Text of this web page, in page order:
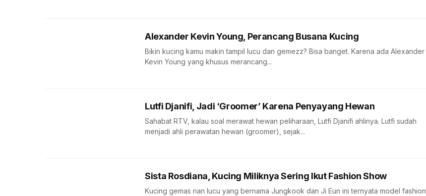
Alexander Kevin Young, Perancang Busana Kucing
Bikin kucing kamu makin tampil lucu dan gemezz? Bisa banget. Karena ada Alexander
Kevin Young yang khusus merancang...
Lutfi Djanifi, Jadi ‘Groomer’ Karena Penyayang Hewan
Sahabat RTV, kalau soal merawat hewan peliharaan, Lutfi Djanifi ahlinya. Lutfi sudah
menjadi ahli perawatan hewan (groomer), sejak...
Sista Rosdiana, Kucing Miliknya Sering Ikut Fashion Show
Kucing gemas nan lucu yang bernama Jungkook dan Ji Eun ini ternyata model fashion